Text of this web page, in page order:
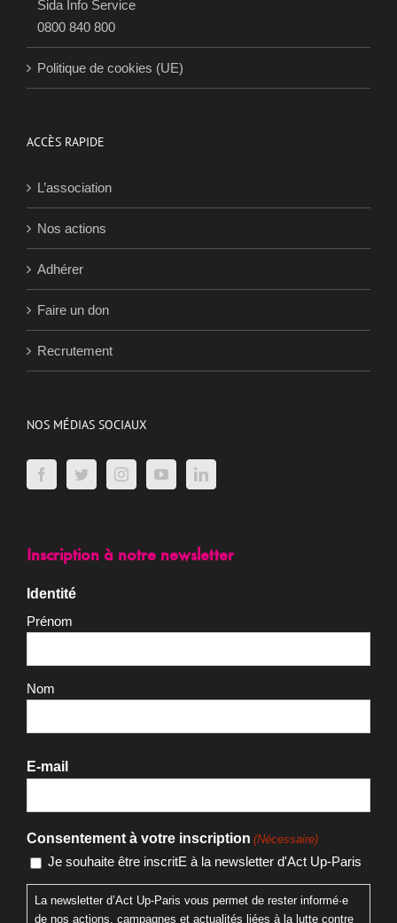
0800 840 800
L’association
Nos actions
Adhérer
Faire un don
NOS MÉDIAS SOCIAUX
Inscription à notre newsletter
Identité
Consentement à votre inscription
Je souhaite être inscritE à la newsletter d'Act Up-Paris